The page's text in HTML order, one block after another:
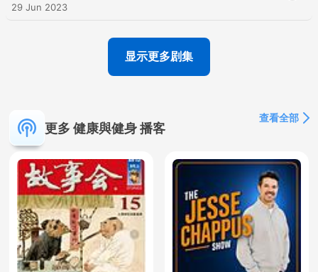
29 Jun 2023
显示更多剧集
更多 健康與健身 播客
查看全部